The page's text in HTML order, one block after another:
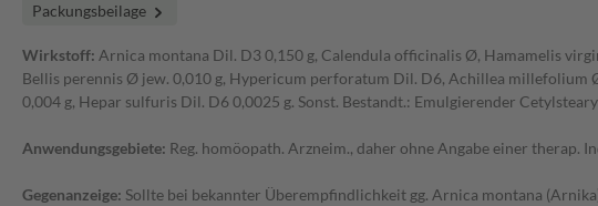
Packungsbeilage
Wirkstoff: Arnica montana Dil. D3 0,150 g, Calendula officinalis Ø, Hamamelis
Bellis perennis Ø jew. 0,010 g, Hypericum perforatum Dil. D6, Achillea
0,004 g, Hepar sulfuris Dil. D6 0,0025 g. Sonst. Bestandt.: Emulgierender
Anwendungsgebiete: Reg. homöopath. Arzneim., daher ohne Angabe einer therap.
Gegenanzeige: Sollte bei bekannter Überempfindlichkeit gg. Arnica montana